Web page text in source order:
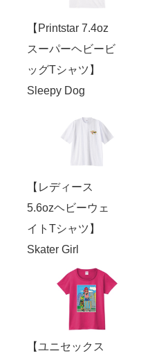
【Printstar 7.4oz
スーパーヘビービ
ッグTシャツ】
Sleepy Dog
【レディース
5.6ozヘビーウェ
イトTシャツ】
Skater Girl
【ユニセックス